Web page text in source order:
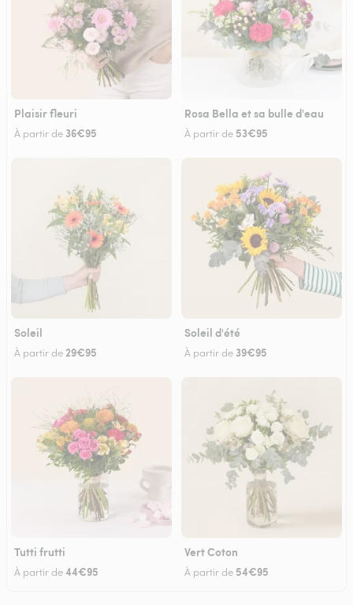
Plaisir fleuri
À partir de 36€95
Rosa Bella et sa bulle d'eau
À partir de 53€95
Soleil
À partir de29€95
Soleil d'été
À partir de 39€95
Tutti frutti
À partir de44€95
Vert Coton
À partir de 54€95